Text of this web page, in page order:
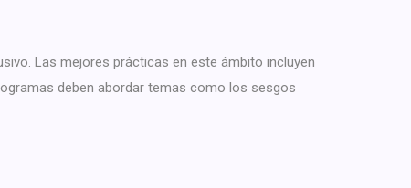
Las mejores prácticas en este ámbito incluyen
deben abordar temas como los sesgos